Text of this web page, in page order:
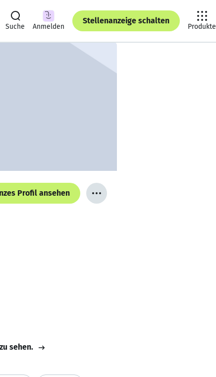
Suche Anmelden
Stellenanzeige schalten
Produkte
Profil ansehen
sehen.